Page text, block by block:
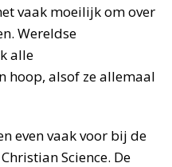
vaak moeilijk om over
Wereldse
alle
hoop, alsof ze allemaal
even vaak voor bij de
Science. De